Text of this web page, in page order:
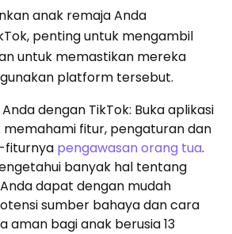
anak remaja Anda
penting untuk mengambil
untuk memastikan mereka
platform tersebut.
dengan TikTok: Buka aplikasi
memahami fitur, pengaturan dan
fiturnya pengawasan orang tua.
banyak hal tentang
dapat dengan mudah
sumber bahaya dan cara
aman bagi anak berusia 13